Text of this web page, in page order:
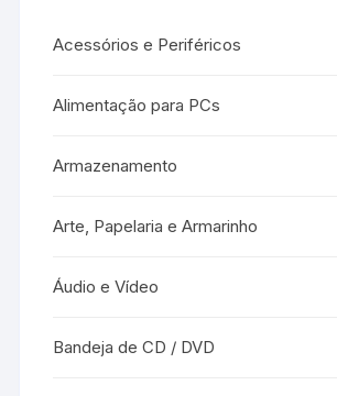
Acessórios e Periféricos
Alimentação para PCs
Armazenamento
Arte, Papelaria e Armarinho
Áudio e Vídeo
Bandeja de CD / DVD